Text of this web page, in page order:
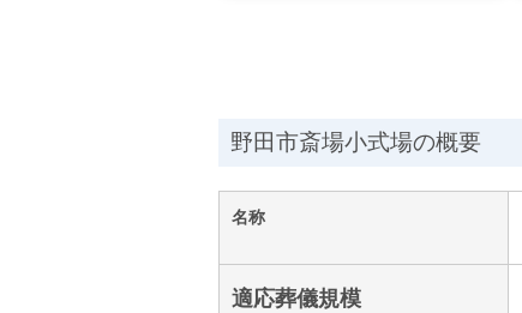
野田市斎場小式場の概要
名称
適応葬儀規模